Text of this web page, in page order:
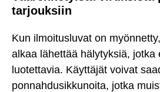
tarjouksiin
Kun ilmoitusluvat on
alkaa lähettää hälytyksiä, jotka
luotettavia. Käyttäjät voivat
ponnahdusikkunoita, jotka